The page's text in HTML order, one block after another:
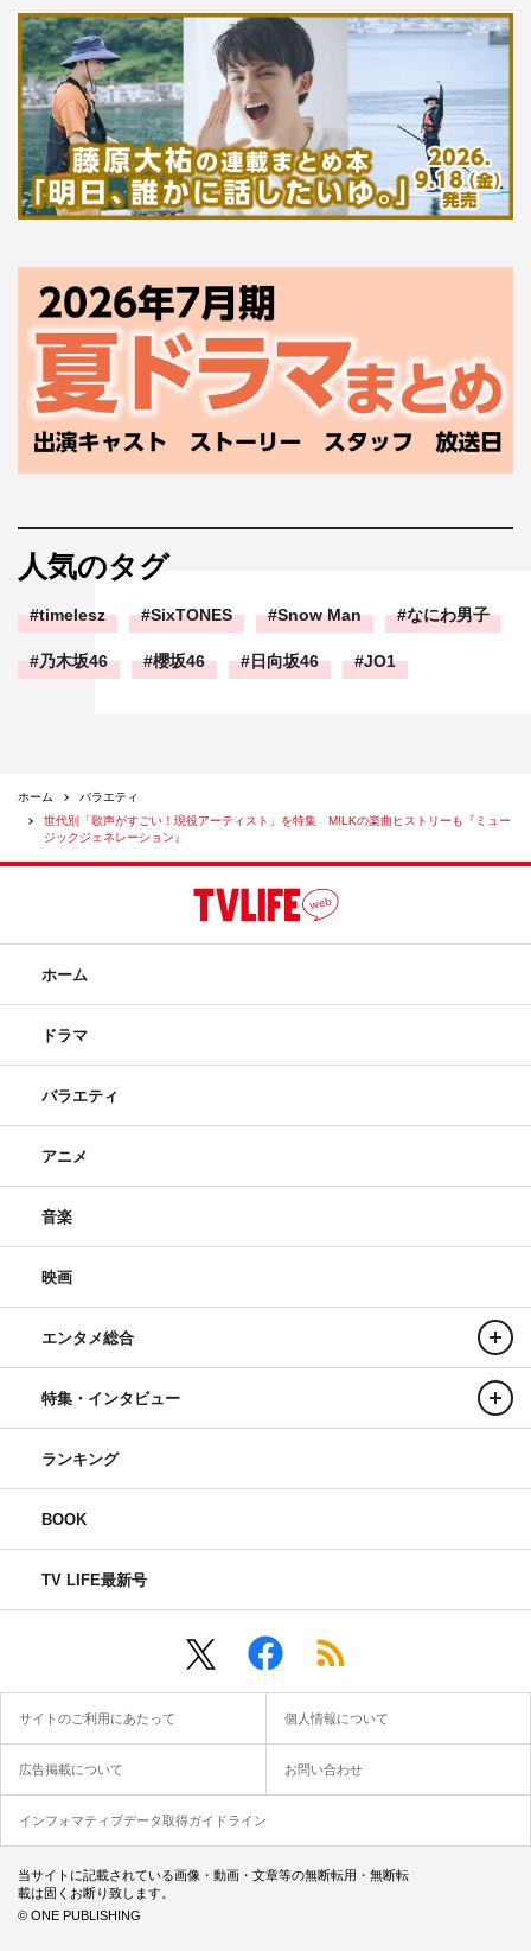
人気のタグ
timelesz SixTONES Snow Man なにわ男子
乃木坂46 櫻坂46 日向坂46 JO1
ホーム
バラエティ
世代別「歌声がすごい！現役アーティスト」を特集 M!LKの楽曲ヒストリーも『ミュー
ジックジェネレーション』
ホーム
ドラマ
バラエティ
アニメ
音楽
映画
エンタメ総合
特集・インタビュー
ランキング
BOOK
TV LIFE最新号
サイトのご利用にあたって 個人情報について
広告掲載について お問い合わせ
インフォマティブデータ取得ガイドライン
当サイトに記載されている画像・動画・文章等の無断転用・無断転
載は固くお断り致します。
© ONE PUBLISHING